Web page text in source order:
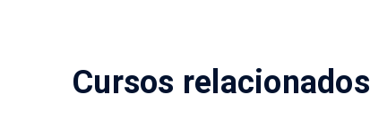
Cursos relacionados